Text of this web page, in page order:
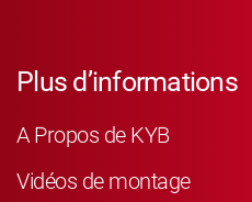
Plus d’informations
A Propos de KYB
Vidéos de montage